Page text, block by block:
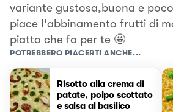
variante gustosa,buona e
piace l'abbinamento frutti di
piatto che fa per te 🤩
POTREBBERO PIACERTI ANCHE...
Risotto alla crema di
patate, polpo scottato
e salsa al basilico